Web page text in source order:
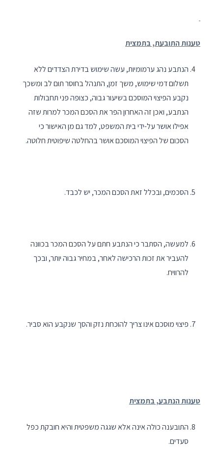
טענות התובעת, בתמצית
הנתבע נהג ערמומיות, עשה שימוש בדירת הצדדים ללא
תשלום דמי שימוש, משך זמן, התנהל בחוסר תום לב ומשכך
נקבע הפיצוי המוסכם בשיעור גבוה, כצופה פני תחבולות
הנתבע, ואכן זה האחרון הפר את הסכם המכר למרות שזה
אפילו אושר על-ידי בית המשפט, למד גם מן האישור כי
הסכום של הפיצוי המוסכם אושר בהחלטה שיפוטית חלוטה.
הסכמים, ובכלל זאת הסכם המכר, יש לכבד.
למעשה, הסתבר כי הנתבע חתם על הסכם המכר בכוונה
להעביר את זכות הרכישה לאחר, במחיר גבוה יותר, ובכך
להרוויח.
פיצוי מוסכם אינו צריך להוכחת נזק והסך שנקבע הוא סביר.
טענות הנתבע, בתמצית
התובענה כולה אינה אלא שגגה משפטית והיא חובקת כפל
סעדים.